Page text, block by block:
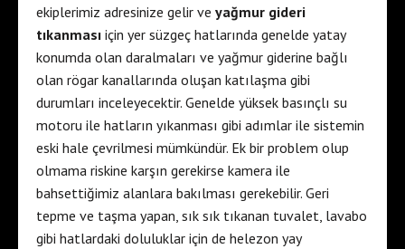
ekiplerimiz adresinize gelir ve yağmur gideri
tıkanması için yer süzgeç hatlarında genelde yatay
konumda olan daralmaları ve yağmur giderine bağlı
olan rögar kanallarında oluşan katılaşma gibi
durumları inceleyecektir. Genelde yüksek basınçlı su
motoru ile hatların yıkanması gibi adımlar ile sistemin
eski hale çevrilmesi mümkündür. Ek bir problem olup
olmama riskine karşın gerekirse kamera ile
bahsettiğimiz alanlara bakılması gerekebilir. Geri
tepme ve taşma yapan, sık sık tıkanan tuvalet, lavabo
gibi hatlardaki doluluklar için de helezon yay